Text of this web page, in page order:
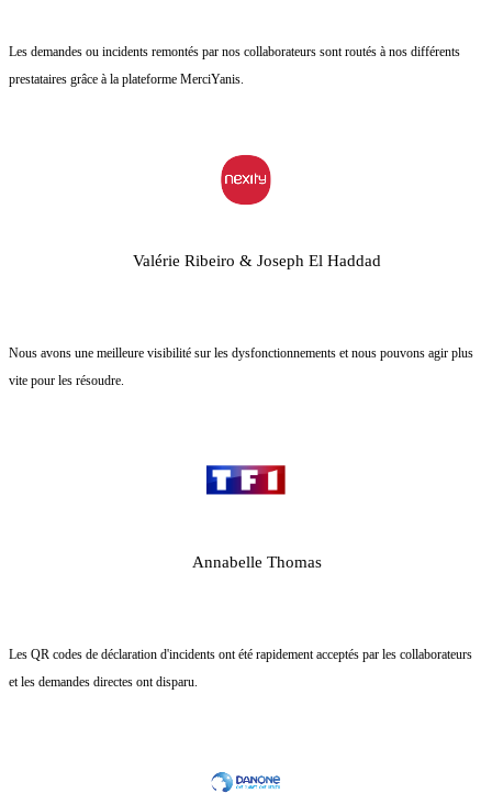
Les demandes ou incidents remontés par nos collaborateurs sont routés à nos différents
prestataires grâce à la plateforme MerciYanis.
Valérie Ribeiro & Joseph El Haddad
Nous avons une meilleure visibilité sur les dysfonctionnements et nous pouvons agir plus
vite pour les résoudre.
Annabelle Thomas
Les QR codes de déclaration d'incidents ont été rapidement acceptés par les collaborateurs
et les demandes directes ont disparu.